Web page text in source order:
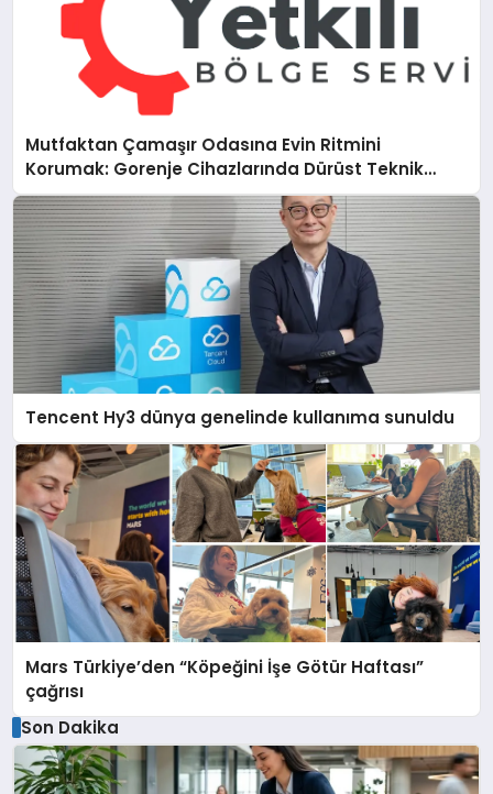
Mutfaktan Çamaşır Odasına Evin Ritmini
Korumak: Gorenje Cihazlarında Dürüst Teknik
Destek Deneyimi
Tencent Hy3 dünya genelinde kullanıma sunuldu
Mars Türkiye’den “Köpeğini İşe Götür Haftası”
çağrısı
Son Dakika